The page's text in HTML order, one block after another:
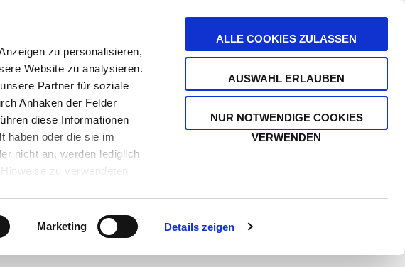
zu personalisieren,
Website zu analysieren.
Partner für soziale
Anhaken der Felder
diese Informationen
haben oder die sie im
nicht an, werden lediglich
zu verwendeten
Marketing Details zeigen
ALLE COOKIES ZULASSEN
AUSWAHL ERLAUBEN
NUR NOTWENDIGE COOKIES
VERWENDEN
NEUHEITEN
MEIN
ÄNDERN